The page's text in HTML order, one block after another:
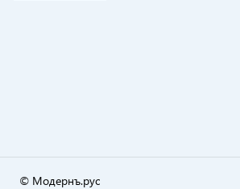
© Модернъ.рус